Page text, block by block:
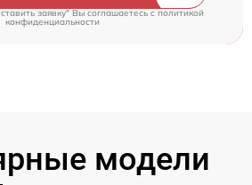
заявку" Вы соглашаетесь c политикой
конфиденциальности
модели